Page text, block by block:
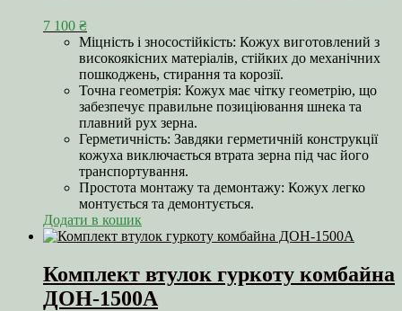
7 100 ₴
Міцність і зносостійкість: Кожух виготовлений з
високоякісних матеріалів, стійких до механічних
пошкоджень, стирання та корозії.
Точна геометрія: Кожух має чітку геометрію, що
забезпечує правильне позиціювання шнека та
плавний рух зерна.
Герметичність: Завдяки герметичній конструкції
кожуха виключається втрата зерна під час його
транспортування.
Простота монтажу та демонтажу: Кожух легко
монтується та демонтується.
Додати в кошик
Комплект втулок гуркоту комбайна
ДОН-1500А